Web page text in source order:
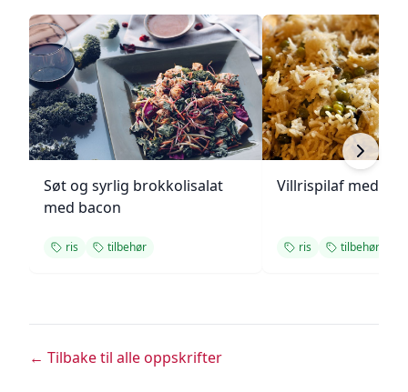
Søt og syrlig brokkolisalat
med bacon
ris tilbehør
Villrispilaf med
ris tilbehør
← Tilbake til alle oppskrifter